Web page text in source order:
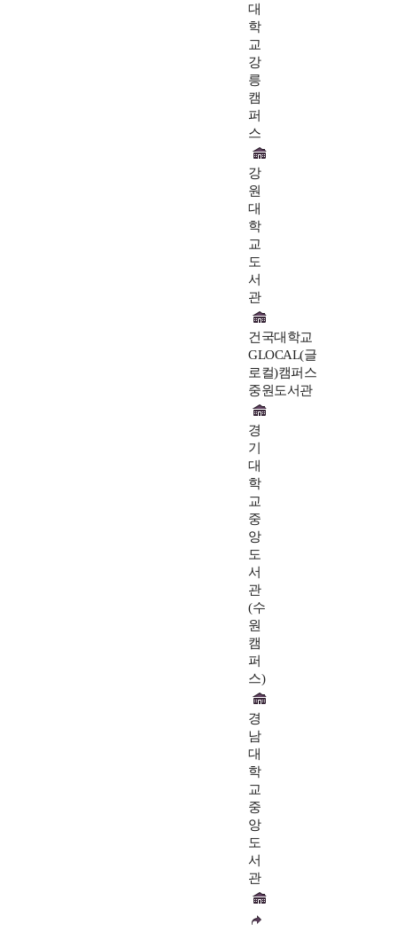
대
학
교
강
릉
캠
퍼
스
강
원
대
학
교
도
서
관
건국대학교
GLOCAL(글
로컬)캠퍼스
중원도서관
경
기
대
학
교
중
앙
도
서
관
(수
원
캠
퍼
스)
경
남
대
학
교
중
앙
도
서
관